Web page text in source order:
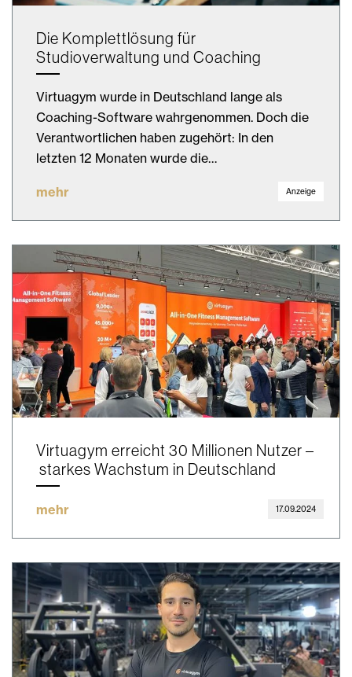
Die Komplettlösung für
Studioverwaltung und Coaching
Virtuagym wurde in Deutschland lange als
Coaching-Software wahrgenommen. Doch die
Verantwortlichen haben zugehört: In den
letzten 12 Monaten wurde die…
mehr Anzeige
Virtuagym erreicht 30 Millionen Nutzer –
starkes Wachstum in Deutschland
mehr 17.09.2024